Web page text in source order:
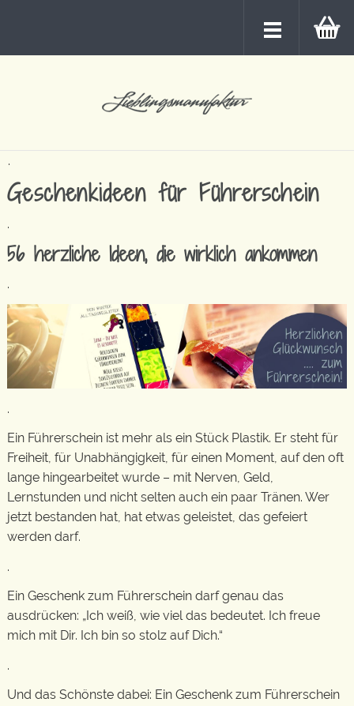
.
Geschenkideen für Führerschein
.
56 herzliche Ideen, die wirklich ankommen
.
.
Ein Führerschein ist mehr als ein Stück Plastik. Er steht für
Freiheit, für Unabhängigkeit, für einen Moment, auf den oft
lange hingearbeitet wurde – mit Nerven, Geld,
Lernstunden und nicht selten auch ein paar Tränen. Wer
jetzt bestanden hat, hat etwas geleistet, das gefeiert
werden darf.
.
Ein Geschenk zum Führerschein darf genau das
ausdrücken: „Ich weiß, wie viel das bedeutet. Ich freue
mich mit Dir. Ich bin so stolz auf Dich.“
.
Und das Schönste dabei: Ein Geschenk zum Führerschein